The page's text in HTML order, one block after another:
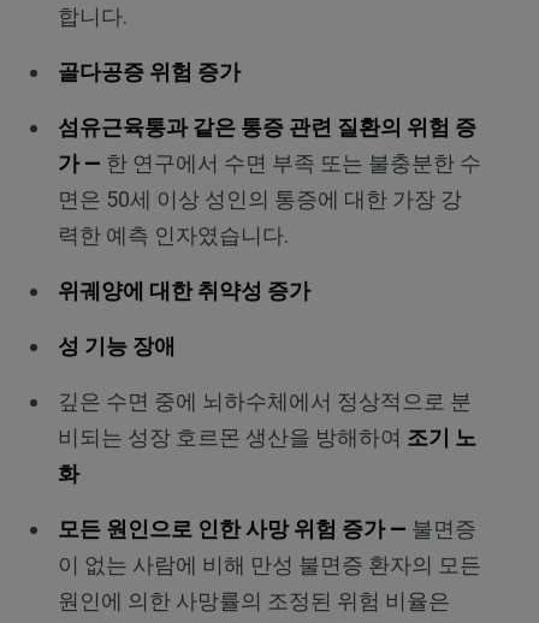
합니다.
골다공증 위험 증가
섬유근육통과 같은 통증 관련 질환의 위험 증
가 — 한 연구에서 수면 부족 또는 불충분한 수
면은 50세 이상 성인의 통증에 대한 가장 강
력한 예측 인자였습니다.
위궤양에 대한 취약성 증가
성 기능 장애
깊은 수면 중에 뇌하수체에서 정상적으로 분
비되는 성장 호르몬 생산을 방해하여 조기 노
화
모든 원인으로 인한 사망 위험 증가 — 불면증
이 없는 사람에 비해 만성 불면증 환자의 모든
원인에 의한 사망률의 조정된 위험 비율은